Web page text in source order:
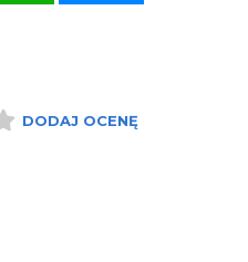
DODAJ OCENĘ